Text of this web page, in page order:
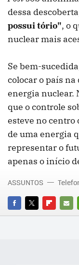
dessa
possui tório", o
nuclear mais
Se bem-
colocar o país
energia nuclear.
que o controle
esteve no centro
de uma energia
representar o
apenas o início
FACEBOOK
TWITTERFLIPBOARD
E-
ASSUNTOS